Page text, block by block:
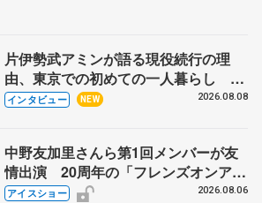
片伊勢武アミンが語る現役続行の理
由、東京での初めての一人暮らし 注
目スケーターの「今」に迫る
インタビュー NEW 2026.08.08
中野友加里さんら第1回メンバーが友
情出演 20周年の「フレンズオンアイ
ス」 宮本賢二さん、有川梨絵さん、
アイスショー 2026.08.06